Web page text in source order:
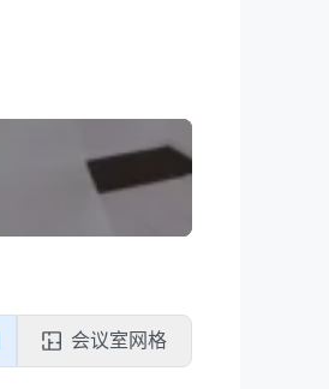
会议室网格